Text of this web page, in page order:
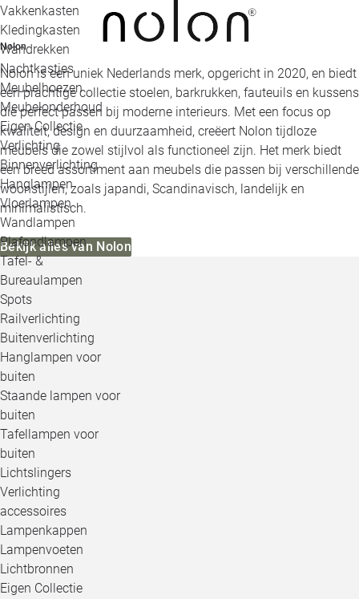
Vakkenkasten
Kledingkasten
Wandrekken
Nachtkastjes
Meubelhoezen
Meubelonderhoud
Eigen Collectie
Verlichting
Binnenverlichting
Hanglampen
Vloerlampen
Wandlampen
Plafondlampen
Tafel- &
Bureaulampen
Spots
Railverlichting
Buitenverlichting
Hanglampen voor
buiten
Staande lampen voor
buiten
Tafellampen voor
buiten
Lichtslingers
Verlichting
accessoires
Lampenkappen
Lampenvoeten
Lichtbronnen
Eigen Collectie
Nolon
Nolon is een uniek Nederlands merk, opgericht in 2020, en biedt
een prachtige collectie stoelen, barkrukken, fauteuils en kussens
die perfect passen bij moderne interieurs. Met een focus op
kwaliteit, design en duurzaamheid, creëert Nolon tijdloze
meubels die zowel stijlvol als functioneel zijn. Het merk biedt
een breed assortiment aan meubels die passen bij verschillende
woonstijlen, zoals japandi, Scandinavisch, landelijk en
minimalistisch.
Bekijk alles van Nolon